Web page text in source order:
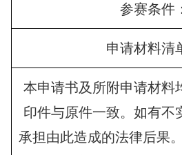
参赛条件：
申请材料清
本申请书及所附申请材料
印件与原件一致。如有不
承担由此造成的